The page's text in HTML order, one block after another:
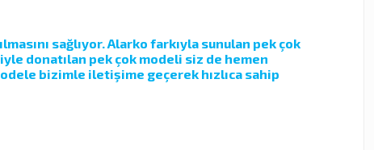
sağlıyor. Alarko farkıyla sunulan pek çok
donatılan pek çok modeli siz de hemen
bizimle iletişime geçerek hızlıca sahip